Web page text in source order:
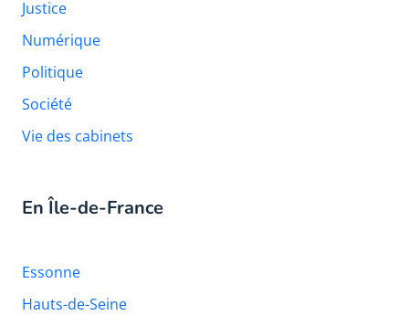
Justice
Numérique
Politique
Société
Vie des cabinets
En Île-de-France
Essonne
Hauts-de-Seine